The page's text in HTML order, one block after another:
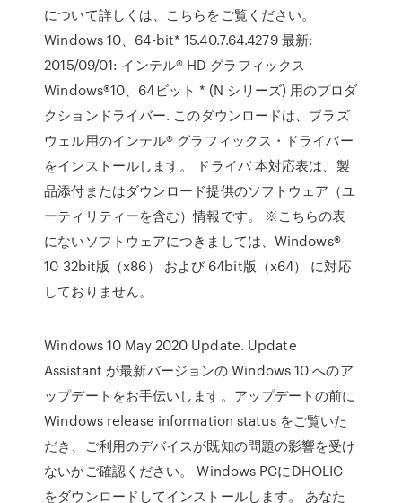
について詳しくは、こちらをご覧ください。
Windows 10、64-bit* 15.40.7.64.4279 最新:
2015/09/01: インテル® HD グラフィックス
Windows®10、64ビット * (N シリーズ) 用のプロダ
クションドライバー. このダウンロードは、ブラズ
ウェル用のインテル® グラフィックス・ドライバー
をインストールします。 ドライバ 本対応表は、製
品添付またはダウンロード提供のソフトウェア（ユ
ーティリティーを含む）情報です。 ※こちらの表
にないソフトウェアにつきましては、Windows®
10 32bit版（x86） および 64bit版（x64） に対応
しておりません。
Windows 10 May 2020 Update. Update
Assistant が最新バージョンの Windows 10 へのア
ップデートをお手伝いします。アップデートの前に
Windows release information status をご覧いた
だき、ご利用のデバイスが既知の問題の影響を受け
ないかご確認ください。 Windows PCにDHOLIC
をダウンロードしてインストールします。 あなた